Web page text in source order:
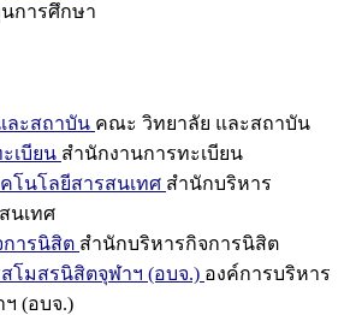
การศึกษา
ละสถาบัน คณะ วิทยาลัย และสถาบัน
เบียน สำนักงานการทะเบียน
โนโลยีสารสนเทศ สำนักบริหาร
นเทศ
ารนิสิต สำนักบริหารกิจการนิสิต
โมสรนิสิตจุฬาฯ (อบจ.) องค์การบริหาร
(อบจ.)